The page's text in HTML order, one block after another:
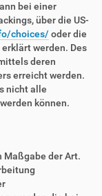
bei einer
über die US-
choices/ oder die
erklärt werden. Des
deren
erreicht werden.
nicht alle
können.
Maßgabe der Art.